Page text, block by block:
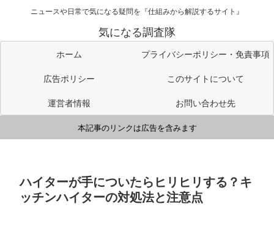
ニュースや日常で気になる疑問を『仕組みから解説するサイト』
気になる調査隊
ホーム
プライバシーポリシー・免責事項
広告ポリシー
このサイトについて
運営者情報
お問い合わせ先
本記事のリンクは広告を含みます
ハイターが手についたらヒリヒリする？キ
ッチンハイターの対処法と注意点